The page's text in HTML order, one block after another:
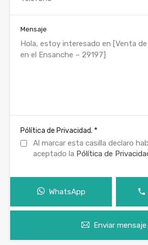
Mensaje
Pólítica de Privacidad. *
Al marcar esta casilla declaro
aceptado la Pólítica de
WhatsApp
Enviar mensaje